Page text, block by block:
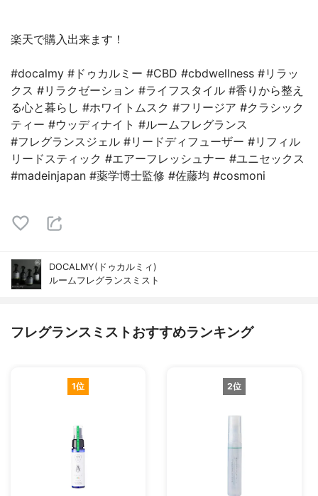
楽天で購入出来ます！
#docalmy #ドゥカルミー #CBD #cbdwellness #リラッ
クス #リラクゼーション #ライフスタイル #香りから整え
る心と暮らし #ホワイトムスク #フリージア #クラシック
ティー #ウッディナイト #ルームフレグランス
#フレグランスジェル #リードディフューザー #リフィル
リードスティック #エアーフレッシュナー #ユニセックス
#madeinjapan #薬学博士監修 #佐藤均 #cosmoni
DOCALMY(ドゥカルミィ)
ルームフレグランスミスト
フレグランスミストおすすめランキング
1位 2位